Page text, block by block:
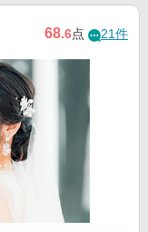
68.6点 21件